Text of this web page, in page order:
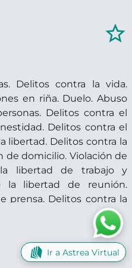
star_border
Delitos contra la vida.
en riña. Duelo. Abuso
Delitos contra el
Delitos contra el
libertad. Delitos contra la
de domicilio. Violación de
libertad de trabajo y
la libertad de reunión.
prensa. Delitos contra la
Estafas y otras
y otros deudores
Delitos contra la
y otros estragos. Delitos
Ir a Astrea Virtual